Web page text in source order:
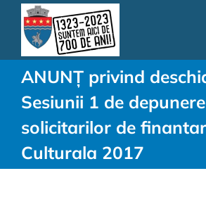
content
ANUNȚ privind
Sesiunii 1 de
solicitarilor de
Culturala 2017